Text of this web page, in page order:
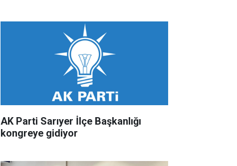
AK Parti Sarıyer İlçe Başkanlığı
kongreye gidiyor